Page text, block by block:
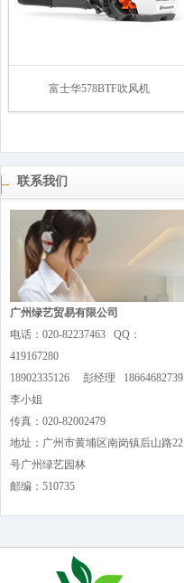
富士华578BTF吹风机
联系我们
广州绿艺贸易有限公司
电话：020-82237463 QQ：
419167280
18902335126 彭经理 18664682739
李小姐
传真：020-82002479
地址：广州市黄埔区南岗镇后山路22
号广州绿艺园林
邮编：510735